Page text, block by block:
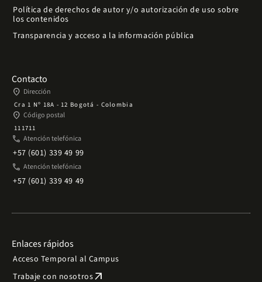
Política de derechos de autor y/o autorización de uso sobre
los contenidos
Transparencia y acceso a la información pública
Contacto
place Dirección
Cra 1 Nº 18A - 12 Bogotá - Colombia
place Código postal
111711
phone Atención telefónica
+57 (601) 339 49 99
phone Atención telefónica
+57 (601) 339 49 49
Enlaces rápidos
Acceso Temporal al Campus
Trabaje con nosotrosarrow_outward